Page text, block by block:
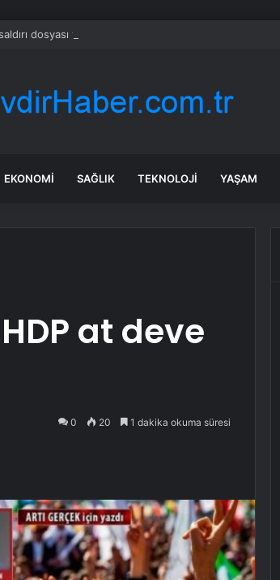
dosyası yeniden incelenecek
EKONOMI SAĞLIK TEKNOLOJI YAŞAM
at deve
0 20 1 dakika okuma süresi